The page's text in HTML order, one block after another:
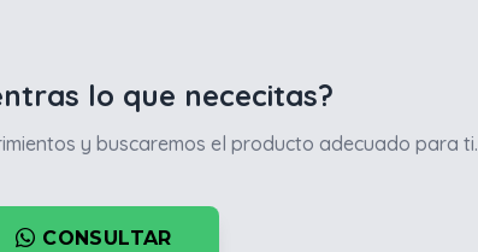
lo que nececitas?
y buscaremos el producto adecuado para ti.
CONSULTAR